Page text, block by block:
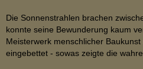
Die Sonnenstrahlen brachen
konnte seine Bewunderung kaum
Meisterwerk menschlicher
eingebettet - sowas zeigte die